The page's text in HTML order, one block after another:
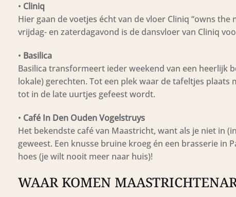
• Cliniq
Hier gaan de voetjes écht van de vloer Cliniq “owns
vrijdag- en zaterdagavond is de dansvloer van Cliniq
• Basilica
Basilica transformeert ieder weekend van een
lokale) gerechten. Tot een plek waar de tafeltjes
tot in de late uurtjes gefeest wordt.
• Café In Den Ouden Vogelstruys
Het bekendste café van Maastricht, want als je niet in
geweest. Een knusse bruine kroeg én een brasserie in
hoes (je wilt nooit meer naar huis)!
WAAR KOMEN